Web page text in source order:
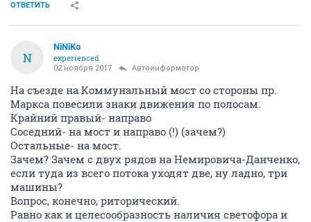
ОТВЕТИТЬ
N
NiNiKo
experienced
02 ноября 2017 Автоинформатор
На съезде на Коммунальный мост со стороны пр.
Маркса повесили знаки движения по полосам.
Крайний правый- направо
Соседний- на мост и направо (!) (зачем?)
Остальные- на мост.
Зачем? Зачем с двух рядов на Немировича-Данченко,
если туда из всего потока уходят две, ну ладно, три
машины?
Вопрос, конечно, риторический.
Равно как и целесообразность наличия светофора и